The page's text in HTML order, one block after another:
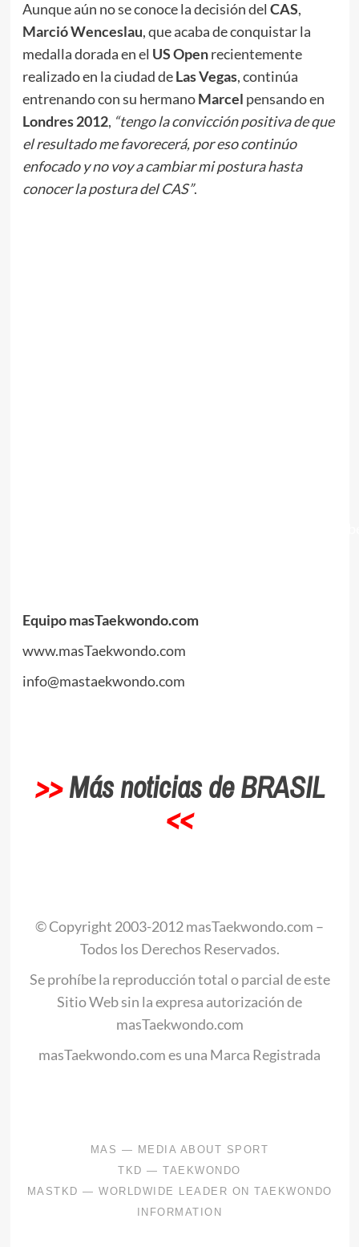
Aunque aún no se conoce la decisión del CAS,
Marció Wenceslau, que acaba de conquistar la
medalla dorada en el US Openrecientemente
realizado en la ciudad deLas Vegas, continúa
entrenando con su hermanoMarcel pensando en
Londres 2012, “tengo la convicción positiva de que
el resultado me favorecerá, por eso continúo
enfocado y no voy a cambiar mi postura hasta
conocer la postura del CAS”.
Equipo masTaekwondo.com
www.masTaekwondo.com
info@mastaekwondo.com
>>Más noticias de BRASIL
<<
© Copyright 2003-2012 masTaekwondo.com –
Todos los Derechos Reservados.
Se prohíbe la reproducción total o parcial de este
Sitio Web sin la expresa autorización de
masTaekwondo.com
masTaekwondo.com es una Marca Registrada